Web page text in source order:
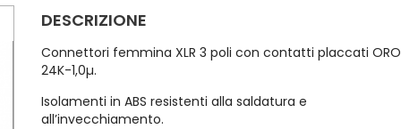
DESCRIZIONE
Connettori femmina XLR 3 poli con contatti placcati ORO
24K-1,0µ.
Isolamenti in ABS resistenti alla saldatura e
all’invecchiamento.